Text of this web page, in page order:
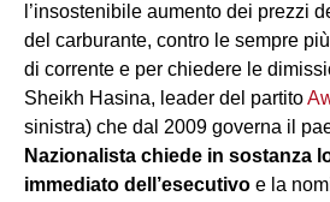
l’insostenibile aumento dei prezzi
del carburante, contro le sempre
di corrente e per chiedere le
Sheikh Hasina, leader del partito
sinistra) che dal 2009 governa il
Nazionalista chiede in sostanza
immediato dell’esecutivo e la